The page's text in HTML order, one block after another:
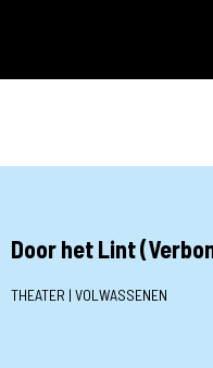
Door het Lint
THEATER | VOLWASSENEN